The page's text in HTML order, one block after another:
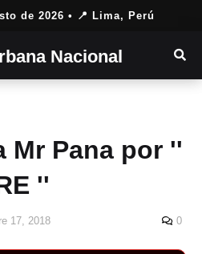
de 2026 • 📍 Lima, Perú
Nacional
Mr Pana por ''
''
17, 2018 0